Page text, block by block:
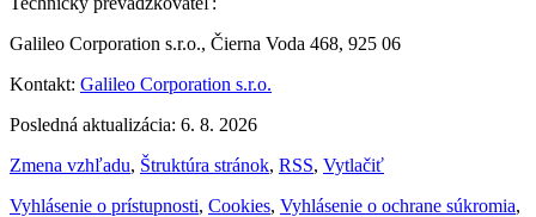
Galileo Corporation s.r.o., Čierna Voda 468, 925 06
Kontakt: Galileo Corporation s.r.o.
Posledná aktualizácia: 6. 8. 2026
Zmena vzhľadu, Štruktúra stránok, RSS, Vytlačiť
Vyhlásenie o prístupnosti, Cookies, Vyhlásenie o ochrane súkromia,